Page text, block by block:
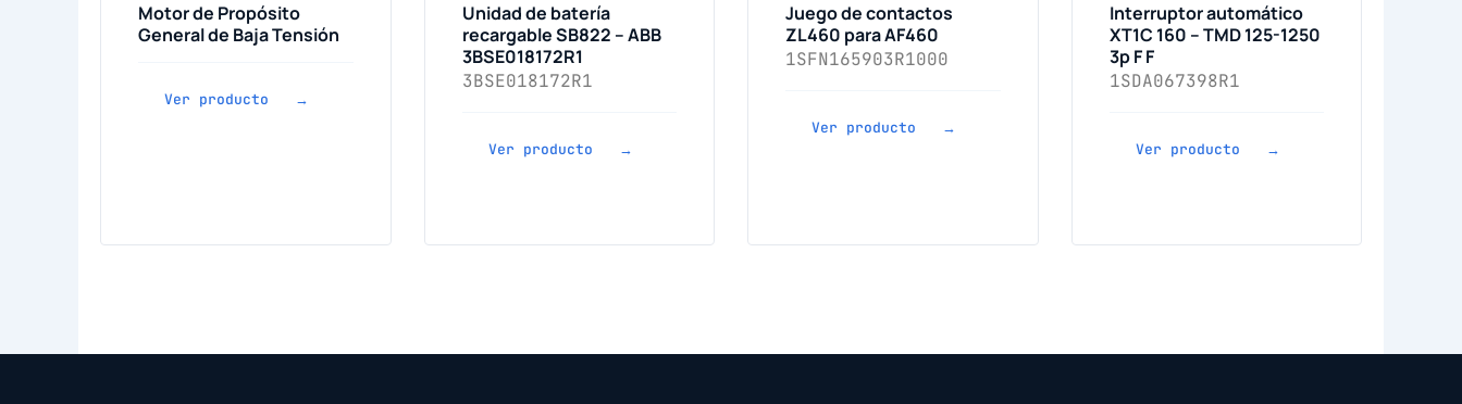
Motor de Propósito
General de Baja Tensión
Ver producto →
Unidad de batería
recargable SB822 – ABB
3BSE018172R1
3BSE018172R1
Ver producto →
Juego de contactos
ZL460 para AF460
1SFN165903R1000
Ver producto →
Interruptor automático
XT1C 160 – TMD 125-1250
3p F F
1SDA067398R1
Ver producto →